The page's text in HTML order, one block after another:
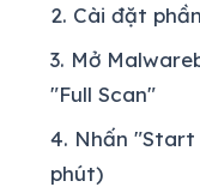
Cài đặt
Mở
"Full Scan"
Nhấn "Start
phút)